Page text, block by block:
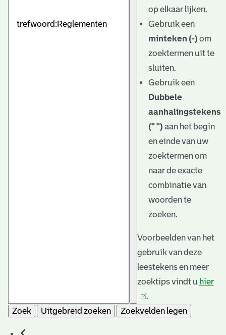
op elkaar lijken.
Gebruik een
minteken (-) om
zoektermen uit te
sluiten.
Gebruik een
Dubbele
aanhalingstekens
(" ") aan het begin
en einde van uw
zoektermen om
naar de exacte
combinatie van
woorden te
zoeken.
Voorbeelden van het
gebruik van deze
leestekens en meer
zoektips vindt u hier
.
Zoek
Uitgebreid zoeken Zoekvelden legen